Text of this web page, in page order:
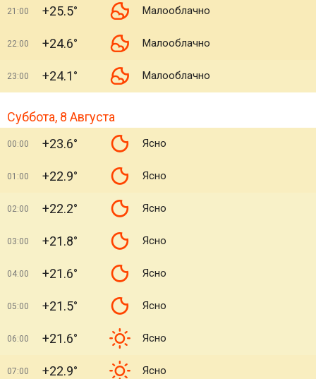
21:00 +25.5° Малооблачно
22:00 +24.6° Малооблачно
23:00 +24.1° Малооблачно
Суббота, 8 Августа
00:00 +23.6° Ясно
01:00 +22.9° Ясно
02:00 +22.2° Ясно
03:00 +21.8° Ясно
04:00 +21.6° Ясно
05:00 +21.5° Ясно
06:00 +21.6° Ясно
07:00 +22.9° Ясно